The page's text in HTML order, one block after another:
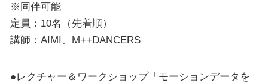
※同伴可能
定員：10名（先着順）
講師：AIMI、M++DANCERS
●レクチャー＆ワークショップ「モーションデータを